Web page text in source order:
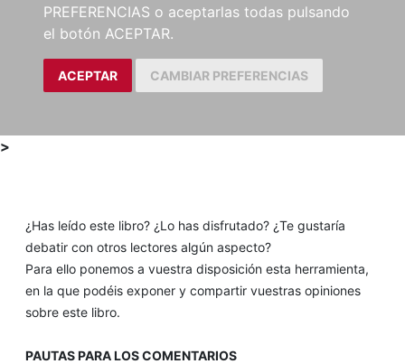
PREFERENCIAS o aceptarlas todas pulsando
el botón ACEPTAR.
ACEPTAR CAMBIAR PREFERENCIAS
>
¿Has leído este libro? ¿Lo has disfrutado? ¿Te gustaría
debatir con otros lectores algún aspecto?
Para ello ponemos a vuestra disposición esta herramienta,
en la que podéis exponer y compartir vuestras opiniones
sobre este libro.
PAUTAS PARA LOS COMENTARIOS